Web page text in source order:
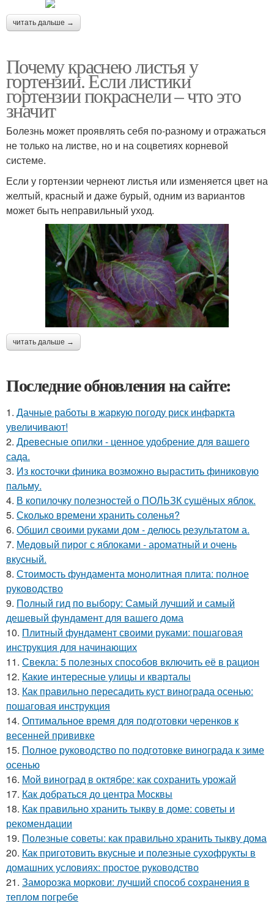
читать дальше →
Почему краснею листья у
гортензии. Если листики
гортензии покраснели – что это
значит
Болезнь может проявлять себя по-разному и отражаться
не только на листве, но и на соцветиях корневой
системе.
Если у гортензии чернеют листья или изменяется цвет на
желтый, красный и даже бурый, одним из вариантов
может быть неправильный уход.
читать дальше →
Последние обновления на сайте:
1. Дачные работы в жаркую погоду риск инфаркта
увеличивают!
2. Древесные опилки - ценное удобрение для вашего
сада.
3. Из косточки финика возможно вырастить финиковую
пальму.
4. В копилочку полезностей о ПОЛЬЗК сушёных яблок.
5. Сколько времени хранить соленья?
6. Обшил своими руками дом - делюсь результатом а.
7. Медовый пирог с яблоками - ароматный и очень
вкусный.
8. Стоимость фундамента монолитная плита: полное
руководство
9. Полный гид по выбору: Самый лучший и самый
дешевый фундамент для вашего дома
10. Плитный фундамент своими руками: пошаговая
инструкция для начинающих
11. Свекла: 5 полезных способов включить её в рацион
12. Какие интересные улицы и кварталы
13. Как правильно пересадить куст винограда осенью:
пошаговая инструкция
14. Оптимальное время для подготовки черенков к
весенней прививке
15. Полное руководство по подготовке винограда к зиме
осенью
16. Мой виноград в октябре: как сохранить урожай
17. Как добраться до центра Москвы
18. Как правильно хранить тыкву в доме: советы и
рекомендации
19. Полезные советы: как правильно хранить тыкву дома
20. Как приготовить вкусные и полезные сухофрукты в
домашних условиях: простое руководство
21. Заморозка моркови: лучший способ сохранения в
теплом погребе